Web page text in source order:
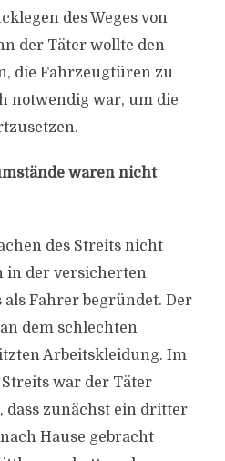
des Weges von
der Täter wollte den
die Fahrzeugtüren zu
notwendig war, um die
waren nicht
des Streits nicht
in der versicherten
als Fahrer begründet. Der
dem schlechten
Arbeitskleidung. Im
war der Täter
dass zunächst ein dritter
Hause gebracht